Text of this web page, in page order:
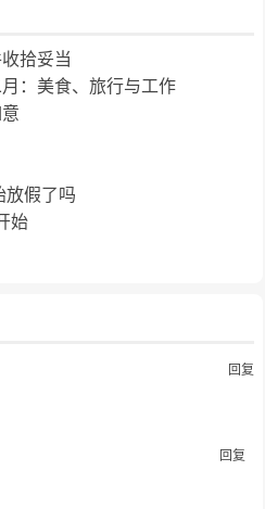
拾妥当
：美食、旅行与工作
放假了吗
始
回复
回复